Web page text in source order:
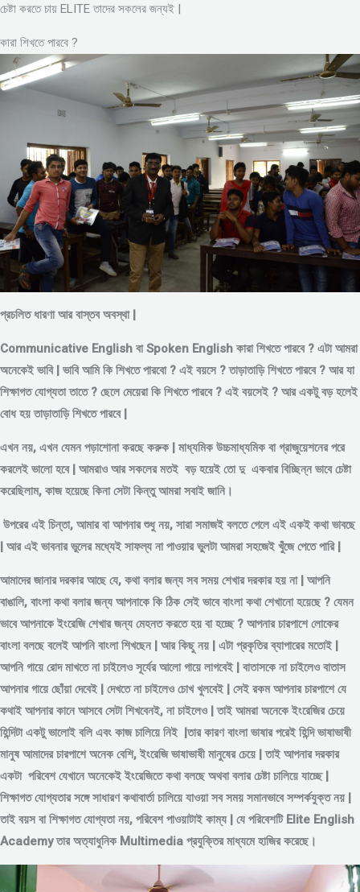
চেষ্টা করতে চায় ELITE তাদের সকলের জন্যই |
কারা শিখতে পারবে ?
প্রচলিত ধারণা আর বাস্তব অবস্থা |
Communicative English বা Spoken English কারা শিখতে পারবে ? এটা আমরা
অনেকেই ভাবি | ভাবি আমি কি শিখতে পারবো ? এই বয়সে ?তাড়াতাড়ি শিখতে পারবে ? আর যা
শিক্ষাগত যোগ্যতা তাতে ? ছেলে মেয়েরা কি শিখতে পারবে ? এই বয়সেই ? আর একটু বড় হলেই
বোধ হয় তাড়াতাড়ি শিখতে পারবে |
এখন নয়, এখন যেমন পড়াশোনা করছে করুক | মাধ্যমিক উচ্চমাধ্যমিক বা গ্রাজুয়েশনের পরে
করলেই ভালো হবে | আমরাও আর সকলের মতই বড় হয়েই তো দু একবার বিচ্ছিন্নভাবেচেষ্টা
করেছিলাম, কাজ হয়েছে কিনা সেটা কিন্তু আমরা সবাই জানি।
উপরের এই চিন্তা, আমার বা আপনার শুধু নয়, সারা সমাজই বলতে গেলে এই একই কথা ভাবছে
| আর এই ভাবনার ভুলের মধ্যেই সাফল্য না পাওয়ার ভুলটা আমরা সহজেই খুঁজে পেতে পারি |
আমাদের জানার দরকার আছে যে, কথা বলার জন্য সব সময় শেখার দরকার হয় না | আপনি
বাঙালি, বাংলা কথা বলার জন্য আপনাকে কি ঠিক সেই ভাবে বাংলা কথা শেখানো হয়েছে ? যেমন
ভাবে আপনাকে ইংরেজি শেখার জন্য মেহনত করতে হয় বা হচ্ছে ? আপনার চারপাশে লোকের
বাংলা বলছে বলেই আপনি বাংলা শিখছেন | আর কিছু নয় | এটা প্রকৃতির ব্যাপারের মতোই |
আপনি গায়ে রোদ মাখতে না চাইলেও সূর্যের আলো গায়ে লাগবেই | বাতাসকে না চাইলেও বাতাস
আপনার গায়ে ছোঁয়া দেবেই | দেখতে না চাইলেও চোখ খুলবেই | সেই রকম আপনার চারপাশে যে
কথাই আপনার কানে আসবে সেটা শিখবেনই, না চাইলেও | তাই আমরা অনেকে ইংরেজির চেয়ে
হিন্দিটা একটু ভালোই বলি এবং কাজ চালিয়ে নিই |তার কারণ বাংলা ভাষার পরেই হিন্দি ভাষাভাষী
মানুষ আমাদের চারপাশে অনেক বেশি, ইংরেজি ভাষাভাষী মানুষের চেয়ে | তাই আপনার দরকার
একটা পরিবেশ যেখানে অনেকেই ইংরেজিতে কথা বলছে অথবা বলার চেষ্টা চালিয়ে যাচ্ছে |
শিক্ষাগত যোগ্যতার সঙ্গে সাধারণ কথাবার্তা চালিয়ে যাওয়া সব সময় সমানভাবে সম্পর্কযুক্ত নয় |
তাই বয়স বা শিক্ষাগত যোগ্যতা নয়, পরিবেশ পাওয়াটাই কাম্য | যে পরিবেশটি Elite English
Academy তার অত্যাধুনিক Multimedia প্রযুক্তির মাধ্যমে হাজির করেছে।